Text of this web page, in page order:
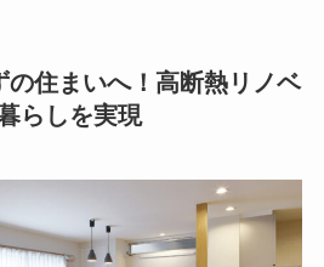
の住まいへ！高断熱リノベ
らしを実現